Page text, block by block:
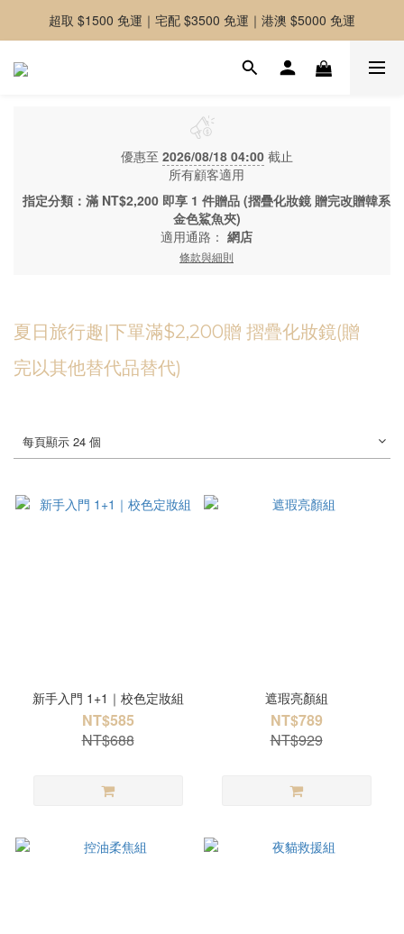
-好友募集中-加入官方LINE好友獲取優惠券
超取 $1500 免運｜宅配 $3500 免運｜港澳 $5000 免運
-好友募集中-加入官方LINE好友獲取優惠券
優惠至 2026/08/18 04:00截止
所有顧客適用
指定分類：滿 NT$2,200 即享 1 件贈品 (摺疊化妝鏡 贈完改贈韓系
金色鯊魚夾)
適用通路： 網店
條款與細則
夏日旅行趣|下單滿$2,200贈 摺疊化妝鏡(贈
完以其他替代品替代)
每頁顯示 24 個
新手入門 1+1｜校色定妝組
NT$585
NT$688
遮瑕亮顏組
NT$789
NT$929